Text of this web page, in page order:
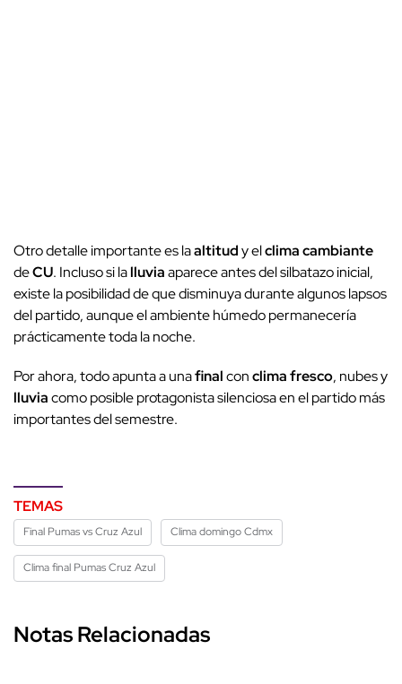
Otro detalle importante es laaltitudy elclima cambiante
deCU. Incluso si lalluviaaparece antes del silbatazo inicial,
existe la posibilidad de que disminuya durante algunos lapsos
del partido, aunque el ambiente húmedo permanecería
prácticamente toda la noche.
Por ahora, todo apunta a unafinalconclima fresco, nubes y
lluviacomo posible protagonista silenciosa en el partido más
importantes del semestre.
TEMAS
Final Pumas vs Cruz Azul Clima domingo Cdmx
Clima final Pumas Cruz Azul
Notas Relacionadas